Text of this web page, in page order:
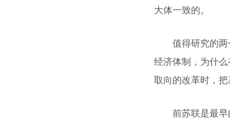
大体一致的。
值得研究的
经济体制，为什
取向的改革时，
前苏联是最